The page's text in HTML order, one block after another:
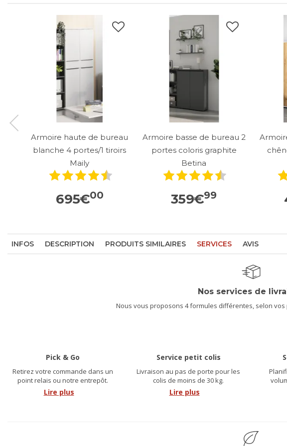
Armoire haute de bureau
blanche 4 portes/1 tiroirs
Maily
695€00
Armoire basse de bureau 2
portes coloris graphite
Betina
359€99
INFOS DESCRIPTION PRODUITS SIMILAIRES SERVICES AVIS
Nos services de
Nous vous proposons 4 formules différentes, selon
Pick & Go
Retirez votre commande dans un
point relais ou notre entrepôt.
Lire plus
Service petit colis
Livraison au pas de porte pour les
colis de moins de 30 kg.
Lire plus